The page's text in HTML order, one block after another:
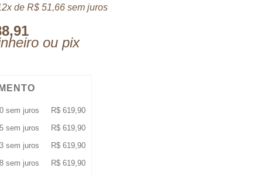
de R$51,66sem juros
ou pix
sem juros R$619,90
sem juros R$619,90
sem juros R$619,90
sem juros R$619,90